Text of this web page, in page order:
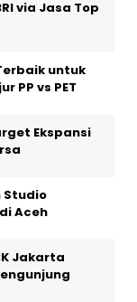
via Jasa Top
untuk
PP vs PET
Ekspansi
Studio
Aceh
Jakarta